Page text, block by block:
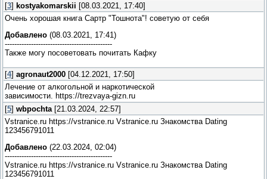
[3] kostyakomarskii [08.03.2021, 17:40]
Очень хорошая книга Сартр "Тошнота"! советую от себя
Добавлено (08.03.2021, 17:41)
---------------------------------------------
Также могу посоветовать почитать Кафку
[4] agronaut2000 [04.12.2021, 17:50]
Лечение от алкогольной и наркотической
зависимости. https://trezvaya-gizn.ru
[5] wbpochta [21.03.2024, 22:57]
Vstranice.ru https://vstranice.ru Vstranice.ru Знакомства Dating
123456791011
Добавлено (22.03.2024, 02:04)
---------------------------------------------
Vstranice.ru https://vstranice.ru Vstranice.ru Знакомства Dating
123456791011